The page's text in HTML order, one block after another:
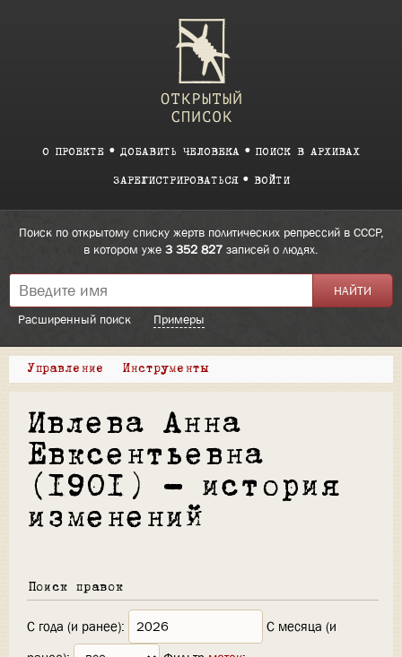
О ПРОЕКТЕ ДОБАВИТЬ ЧЕЛОВЕКА ПОИСК В АРХИВАХ
ЗАРЕГИСТРИРОВАТЬСЯ ВОЙТИ
Поиск по открытому списку жертв политических репрессий в СССР,
в котором уже 3 352 827 записей о людях.
Расширенный поиск Примеры
Управление Инструменты
Ивлева Анна
Евксентьевна
(1901) — история
изменений
Поиск правок
С года (и ранее):
С месяца (и